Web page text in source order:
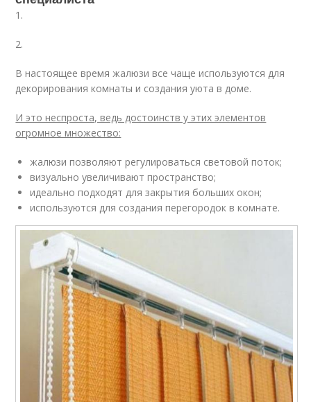
1.
2.
В настоящее время жалюзи все чаще используются для
декорирования комнаты и создания уюта в доме.
И это неспроста, ведь достоинств у этих элементов
огромное множество:
жалюзи позволяют регулироваться световой поток;
визуально увеличивают пространство;
идеально подходят для закрытия больших окон;
используются для создания перегородок в комнате.